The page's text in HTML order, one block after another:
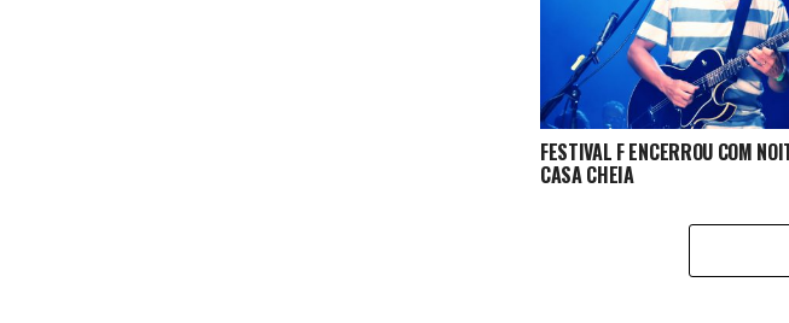
FESTIVAL F ENCERROU COM
CASA CHEIA